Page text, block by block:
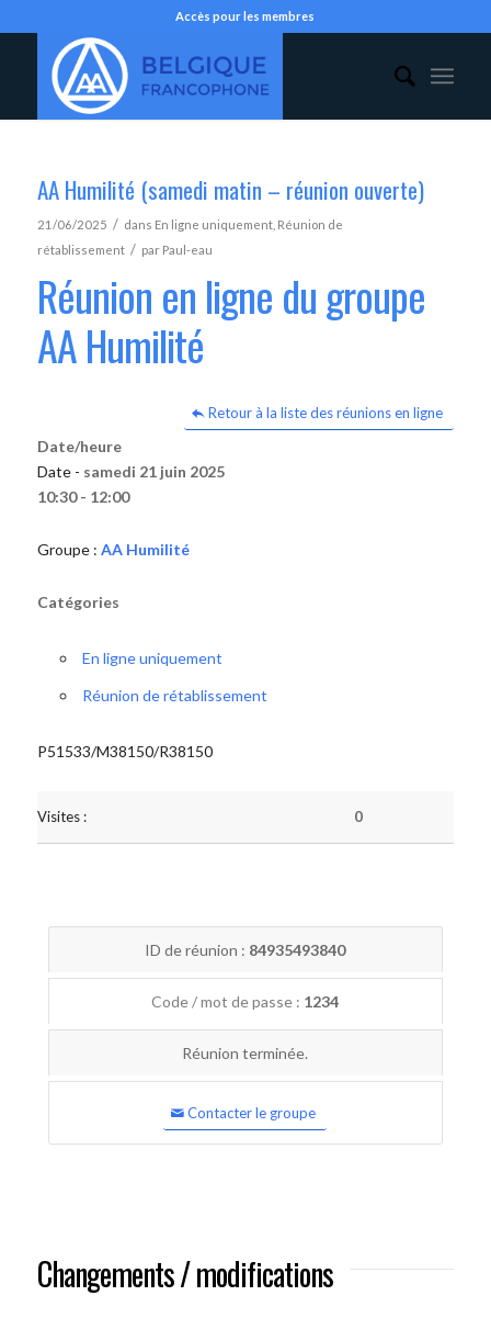
Accès pour les membres
AA Humilité (samedi matin – réunion ouverte)
21/06/2025 / dans En ligne uniquement, Réunion de
rétablissement / par Paul-eau
Réunion en ligne du groupe
AA Humilité
Retour à la liste des réunions en ligne
Date/heure
Date - samedi 21 juin 2025
10:30 - 12:00
Groupe : AA Humilité
Catégories
En ligne uniquement
Réunion de rétablissement
P51533/M38150/R38150
Visites : 0
ID de réunion : 84935493840
Code / mot de passe : 1234
Réunion terminée.
Contacter le groupe
Changements / modifications